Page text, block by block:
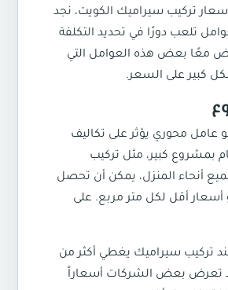
تركيب سيراميك الكويت، نجد
تلعب دورًا في تحديد التكلفة
معًا بعض هذه العوامل التي
كبير على السعر.
محوري يؤثر على تكاليف
بمشروع كبير، مثل تركيب
أنحاء المنزل، يمكن أن تحصل
أقل لكل متر مربع. على
تركيب سيراميك يغطي أكثر من
قد تعرض بعض الشركات أسعاراً